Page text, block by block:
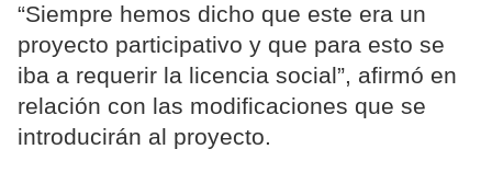
“Siempre hemos dicho que este era un
proyecto participativo y que para esto se
iba a requerir la licencia social”, afirmó en
relación con las modificaciones que se
introducirán al proyecto.